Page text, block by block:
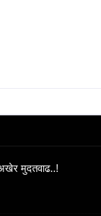
मुदतवाढ..!